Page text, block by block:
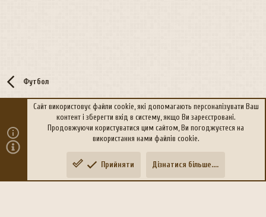
Футбол
Політика конфіденційності Дoпoмoга
Community platform by XenForo
xen-foro.com.ua Зверху
Сайт використовує файли cookie, які допомагають персоналізувати Ваш
контент і зберегти вхід в систему, якщо Ви зареєстровані.
Продовжуючи користуватися цим сайтом, Ви погоджуєтеся на
використання нами файлів cookie.
Прийняти Дізнатися більше....